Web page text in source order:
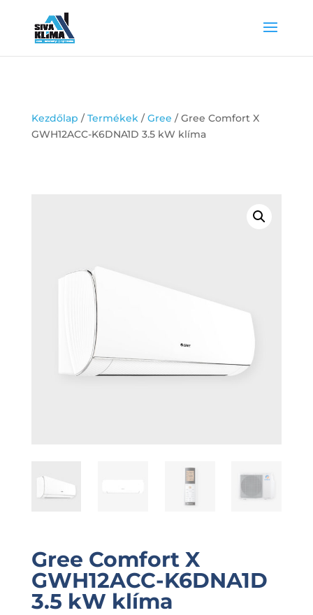
Kezdőlap /Termékek/Gree / Gree Comfort X
GWH12ACC-K6DNA1D 3.5 kW klíma
Gree Comfort X
GWH12ACC-K6DNA1D
3.5 kW klíma